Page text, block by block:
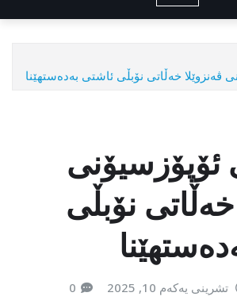
خەڵاتی نۆبڵی ئاشتی بەدەستهێنا
خەڵاتی نۆبڵی
تشرینی یەکەم 10, 2025 0